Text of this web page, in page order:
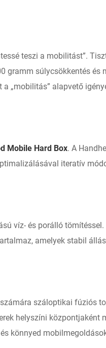
teszi a mobilitást”.
gramm súlycsökkentés
a „mobilitás” alapvető
Mobile Hard Box. A
iteratív
víz- és porálló
amelyek stabil
száloptikai fúziós
helyszíni
könnyed